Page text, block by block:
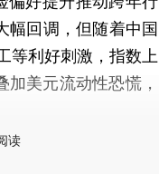
幅回调，但随着中国
等利好刺激，指数上
美元流动性恐慌，
读